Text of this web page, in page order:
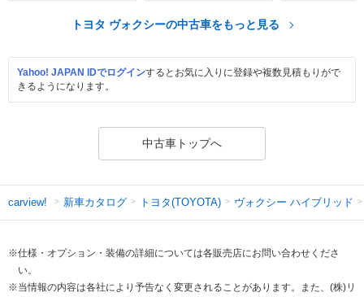
トヨタ ヴォクシーの中古車をもっと見る
Yahoo! JAPAN IDでログインするとお気に入りに登録や複数見積もりがで
きるようになります。
中古車トップへ
carview! 新車カタログ トヨタ(TOYOTA) ヴォクシー ハイブリッド
※仕様・オプション・装備の詳細については各販売店にお問い合わせくださ
い。
※当情報の内容は各社により予告なく変更されることがあります。また、(株)リ